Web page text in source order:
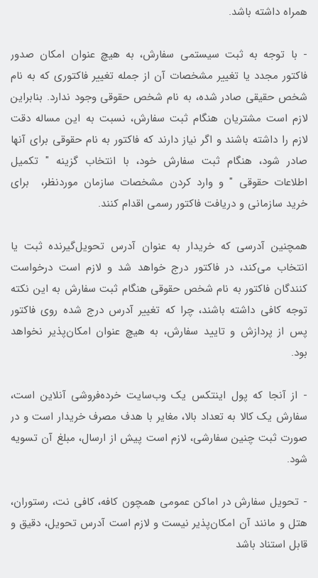
همراه داشته باشد.
- با توجه به ثبت سیستمی سفارش، به هیچ عنوان امکان صدور
فاکتور مجدد یا تغییر مشخصات آن از جمله تغییر فاکتوری که به نام
شخص حقیقی صادر شده، به نام شخص حقوقی وجود ندارد. بنابراین
لازم است مشتریان هنگام ثبت سفارش، نسبت به این مساله دقت
لازم را داشته باشند و اگر نیاز دارند که فاکتور به نام حقوقی برای آنها
صادر شود، هنگام ثبت سفارش خود، با انتخاب گزینه " تکمیل
اطلاعات حقوقی " و وارد کردن مشخصات سازمان موردنظر، برای
خرید سازمانی و دریافت فاکتور رسمی اقدام کنند.
همچنین آدرسی که خریدار به عنوان آدرس تحویل‌گیرنده ثبت یا
انتخاب می‌کند، در فاکتور درج خواهد شد و لازم است درخواست
کنندگان فاکتور به نام شخص حقوقی هنگام ثبت سفارش به این نکته
توجه کافی داشته باشند، چرا که تغییر آدرس درج شده روی فاکتور
پس از پردازش و تایید سفارش، به هیچ عنوان امکان‌پذیر نخواهد
بود.
- از آنجا که پول اینتکس یک وب‌سایت خرده‌فروشی آنلاین است،
سفارش یک کالا به تعداد بالا، مغایر با هدف مصرف خریدار است و در
صورت ثبت چنین سفارشی، لازم است پیش از ارسال، مبلغ آن تسویه
شود.
- تحویل سفارش در اماکن عمومی همچون کافه، کافی نت، رستوران،
هتل و مانند آن امکان‌پذیر نیست و لازم است آدرس تحویل، دقیق و
قابل استناد باشد